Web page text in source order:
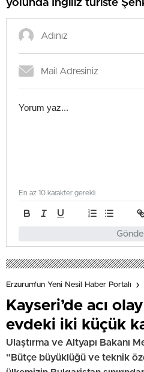
yolunda İngiliz turiste
En az 10 karakter gerekli
Erzurum'un Yeni Nesil Haber Portalı
Kayseri’de acı
evdeki iki küçük
Ulaştırma ve Altyapı Bakanı
"Bütçe büyüklüğü ve teknik